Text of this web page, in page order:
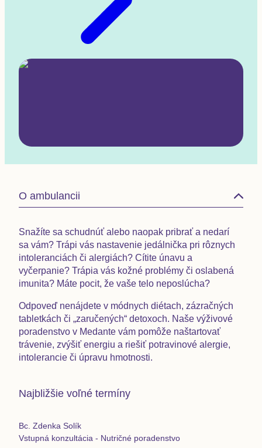
O ambulancii
Snažíte sa schudnúť alebo naopak pribrať a nedarí
sa vám? Trápi vás nastavenie jedálnička pri rôznych
intoleranciách či alergiách? Cítite únavu a
vyčerpanie? Trápia vás kožné problémy či oslabená
imunita? Máte pocit, že vaše telo neposlúcha?
Odpoveď nenájdete v módnych diétach, zázračných
tabletkách či „zaručených“ detoxoch. Naše výživové
poradenstvo v Medante vám pomôže naštartovať
trávenie, zvýšiť energiu a riešiť potravinové alergie,
intolerancie či úpravu hmotnosti.
Najbližšie voľné termíny
Bc. Zdenka Solík
Vstupná konzultácia - Nutričné poradenstvo